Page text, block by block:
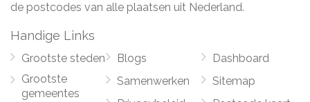
de postcodes van alle plaatsen uit Nederland.
Handige Links
Grootste steden
Grootste
gemeentes
Blogs
Samenwerken
Dashboard
Sitemap